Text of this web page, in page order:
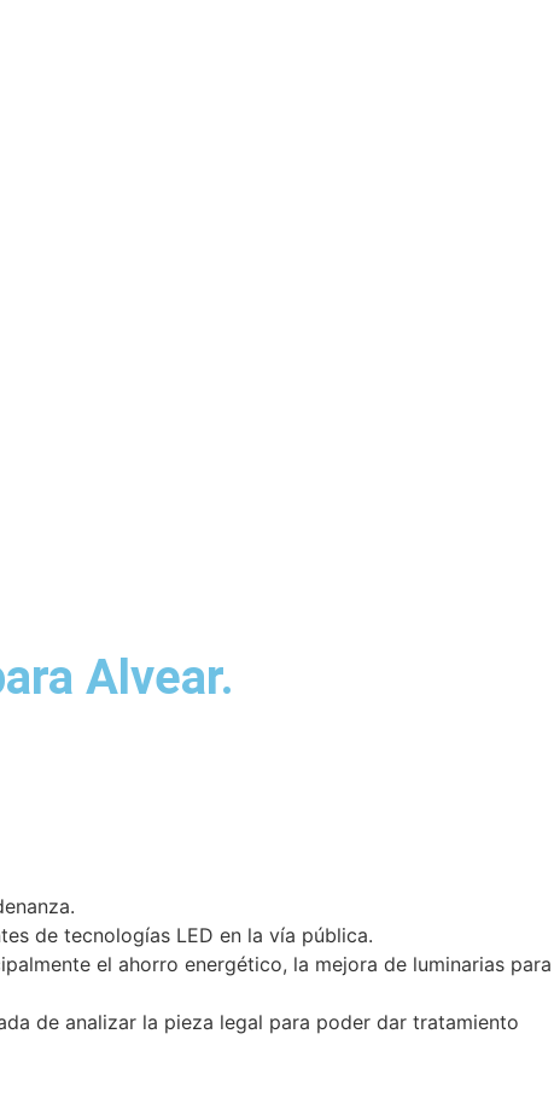
Alvear.
de tecnologías LED en la vía pública.
el ahorro energético, la mejora de luminarias para
de analizar la pieza legal para poder dar tratamiento